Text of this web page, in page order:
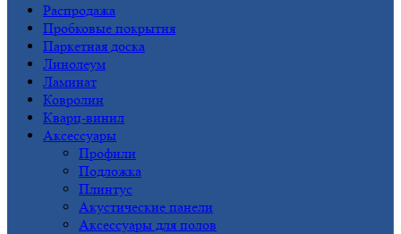
Распродажа
Пробковые покрытия
Паркетная доска
Линолеум
Ламинат
Ковролин
Кварц-винил
Аксессуары
Профили
Подложка
Плинтус
Акустические панели
Аксессуары для полов